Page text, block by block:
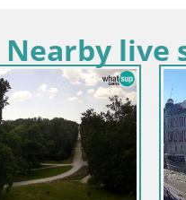
Nearby live